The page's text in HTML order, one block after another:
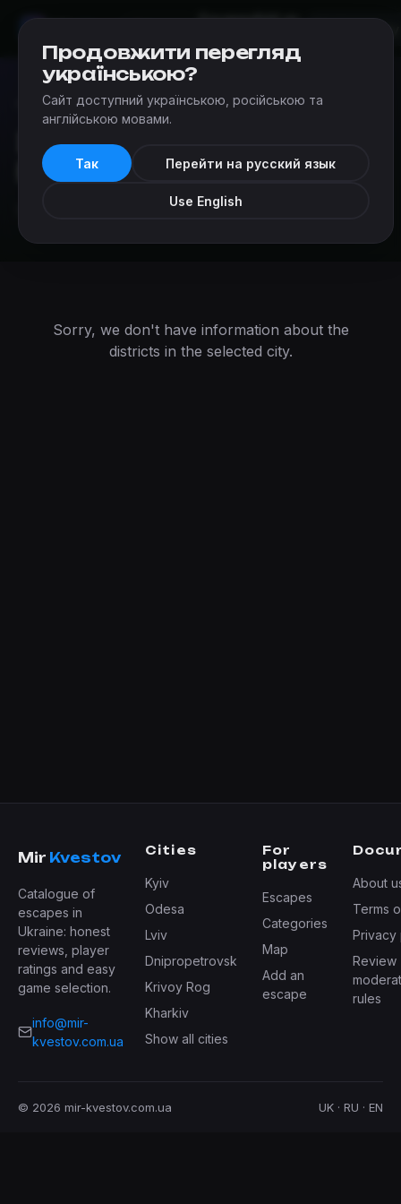
EscapesAdd an
Escapes›Escape rooms in Mykolaiv districts
Escape rooms in
Mykolaiv districts
Select the district you are interested in.
Sorry, we don't have information about the
districts in the selected city.
Mir Kvestov
Catalogue of
escapes in
Ukraine: honest
reviews, player
ratings and easy
game selection.
info@mir-
kvestov.com.ua
Cities
Kyiv
Odesa
Lviv
Dnipropetrovsk
Krivoy Rog
Kharkiv
Show all cities
For
players
Escapes
Categories
Map
Add an
escape
About
Terms
Privacy
Review
rules
© 2026 mir-kvestov.com.ua UK · RU · EN
Продовжити перегляд
українською?
Сайт доступний українською, російською та
англійською мовами.
Так Перейти на русский язык
Use English